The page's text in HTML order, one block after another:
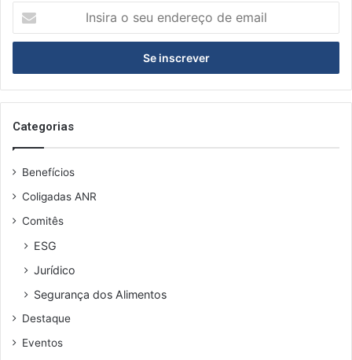
seu
de
email
Categorias
Benefícios
Coligadas ANR
Comitês
ESG
Jurídico
Segurança dos Alimentos
Destaque
Eventos